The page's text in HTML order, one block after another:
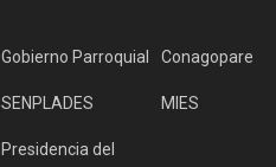
Gobierno Parroquial Conagopare
SENPLADES MIES
Presidencia del